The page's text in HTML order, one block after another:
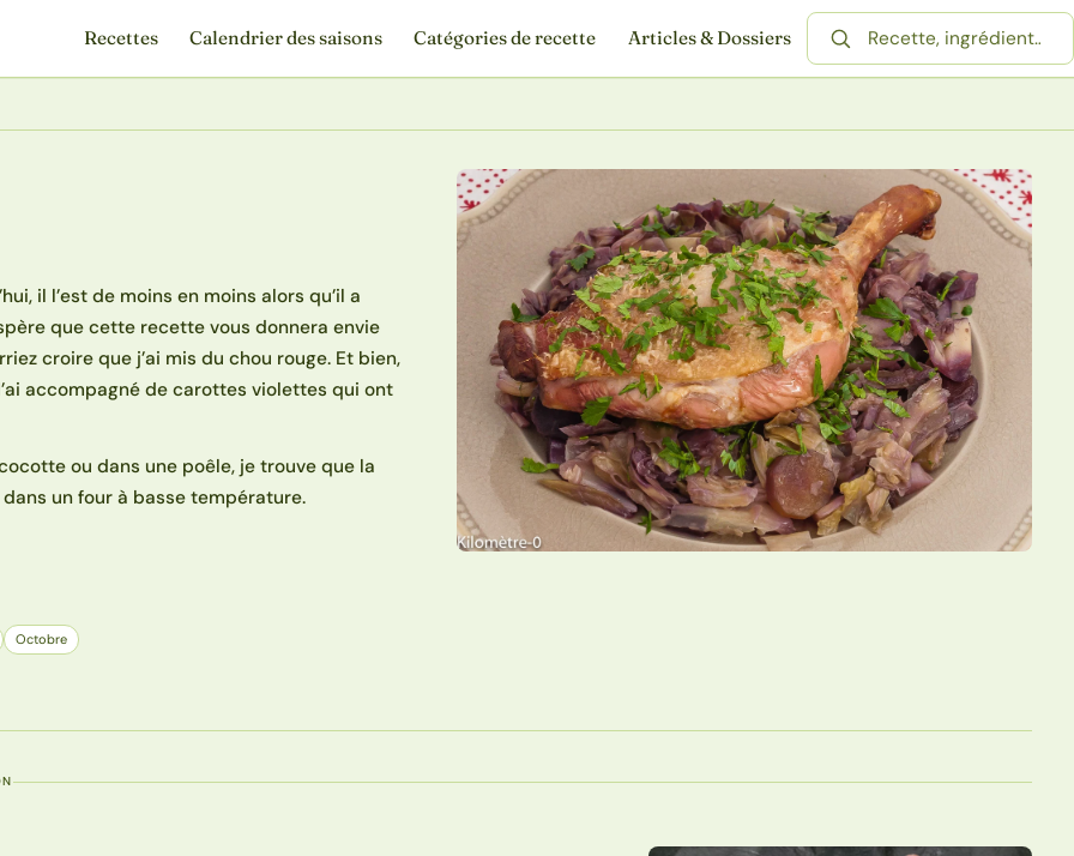
Recettes Calendrier des saisons Catégories de recette Articles & Dossiers
Rechercher une recette
il l’est de moins en moins alors qu’il a
que cette recette vous donnera envie
croire que j’ai mis du chou rouge. Et bien,
accompagné de carottes violettes qui ont
ou dans une poêle, je trouve que la
un four à basse température.
Octobre